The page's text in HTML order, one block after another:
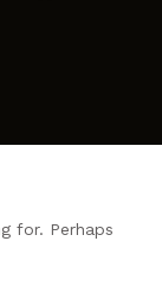
for. Perhaps